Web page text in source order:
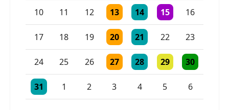
10 11 12 13
Einzelne Veranstaltung
14
Einzelne Veranstaltung
15
Einzelne16
17 18 19 20
Einzelne Veranstaltung
21
Einzelne Veranstaltung
22 23
24 25 26 27
Einzelne Veranstaltung
28
Einzelne Veranstaltung
29
Einzelne30
Einzelne
31
Einzelne Veranstaltung
1 2 3
Einzelne Veranstaltung
4
Einzelne Veranstaltung
5 6